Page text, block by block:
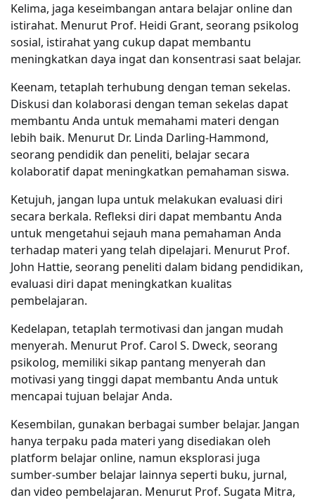
Kelima, jaga keseimbangan antara belajar online dan
istirahat. Menurut Prof. Heidi Grant, seorang psikolog
sosial, istirahat yang cukup dapat membantu
meningkatkan daya ingat dan konsentrasi saat belajar.
Keenam, tetaplah terhubung dengan teman sekelas.
Diskusi dan kolaborasi dengan teman sekelas dapat
membantu Anda untuk memahami materi dengan
lebih baik. Menurut Dr. Linda Darling-Hammond,
seorang pendidik dan peneliti, belajar secara
kolaboratif dapat meningkatkan pemahaman siswa.
Ketujuh, jangan lupa untuk melakukan evaluasi diri
secara berkala. Refleksi diri dapat membantu Anda
untuk mengetahui sejauh mana pemahaman Anda
terhadap materi yang telah dipelajari. Menurut Prof.
John Hattie, seorang peneliti dalam bidang pendidikan,
evaluasi diri dapat meningkatkan kualitas
pembelajaran.
Kedelapan, tetaplah termotivasi dan jangan mudah
menyerah. Menurut Prof. Carol S. Dweck, seorang
psikolog, memiliki sikap pantang menyerah dan
motivasi yang tinggi dapat membantu Anda untuk
mencapai tujuan belajar Anda.
Kesembilan, gunakan berbagai sumber belajar. Jangan
hanya terpaku pada materi yang disediakan oleh
platform belajar online, namun eksplorasi juga
sumber-sumber belajar lainnya seperti buku, jurnal,
dan video pembelajaran. Menurut Prof. Sugata Mitra,